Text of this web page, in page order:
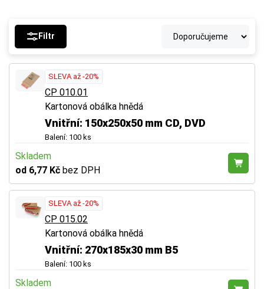
Filtr
SLEVA až -20%
CP 010.01
Kartonová obálka hnědá
Vnitřní: 150x250x50 mm CD, DVD
Balení: 100 ks
Skladem
od 6,77 Kč bez DPH
SLEVA až -20%
CP 015.02
Kartonová obálka hnědá
Vnitřní: 270x185x30 mm B5
Balení: 100 ks
Skladem